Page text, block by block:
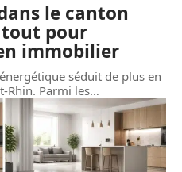
le canton
pour
immobilier
séduit de plus en
Rhin. Parmi les…